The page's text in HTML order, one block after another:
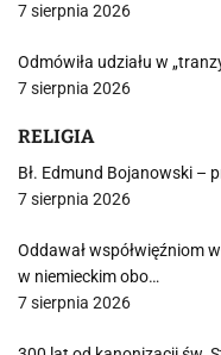
7 sierpnia 2026
Odmówiła udziału w
7 sierpnia 2026
RELIGIA
Bł. Edmund Bojanowski –
7 sierpnia 2026
Oddawał współwięźniom
w niemieckim obo…
7 sierpnia 2026